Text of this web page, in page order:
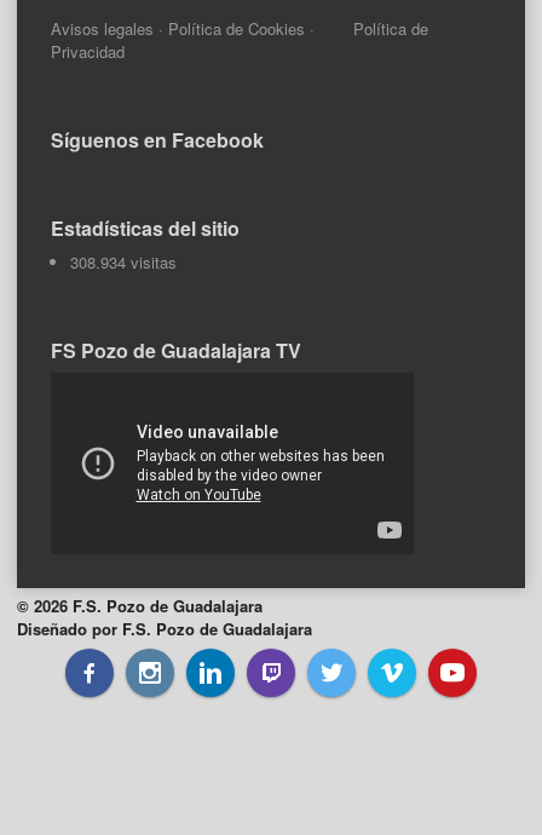
Avisos legales · Política de Cookies · Política de
Privacidad
Síguenos en Facebook
Estadísticas del sitio
308.934 visitas
FS Pozo de Guadalajara TV
© 2026 F.S. Pozo de Guadalajara
Diseñado por F.S. Pozo de Guadalajara